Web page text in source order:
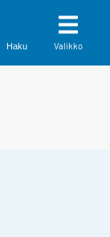
Haku Valikko